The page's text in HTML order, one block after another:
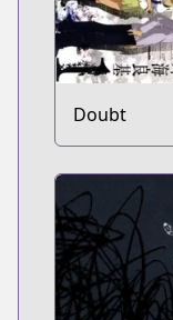
Doubt